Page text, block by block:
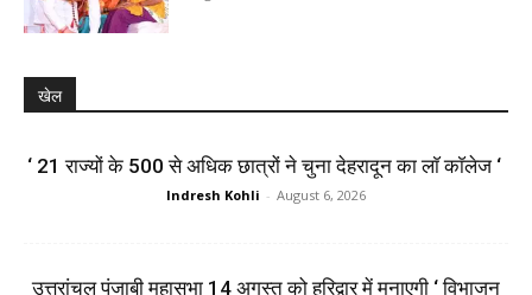
खेल
‘ 21 राज्यों के 500 से अधिक छात्रों ने चुना देहरादून का लाॅ काॅलेज ‘
Indresh Kohli - August 6, 2026
उत्तरांचल पंजाबी महासभा 14 अगस्त को हरिद्वार में मनाएगी ‘ विभाजन